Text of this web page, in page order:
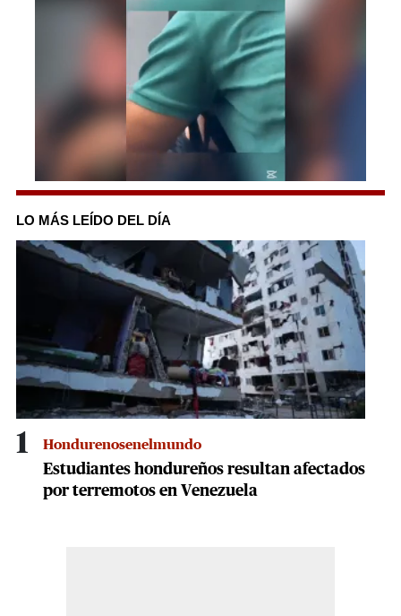
0
1
minute,
39
seconds
LO MÁS LEÍDO DEL DÍA
1 Hondurenosenelmundo
Estudiantes hondureños resultan afectados
por terremotos en Venezuela